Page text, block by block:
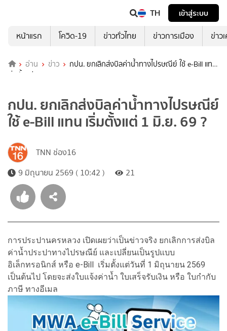
TH
เข้าสู่ระบบ
หน้าแรก
โควิด-19 ข่าวทั่วไทย ข่าวการเมือง ข่าว
อ่าน ข่าว
กปน. ยกเลิกส่งบิลค่าน้ำทางไปรษณีย์ ใช้ e-Bill แทน
กปน. ยกเลิกส่งบิลค่าน้ำทางไปรษณีย์
ใช้ e-Bill แทน เริ่มตั้งแต่ 1 มิ.ย. 69 ?
TNN ช่อง16
9 มิถุนายน 2569 ( 10:42 )
21
การประปานครหลวง เปิดเผยว่าเป็นข่าวจริง ยกเลิกการส่งบิล
ค่าน้ำประปาทางไปรษณีย์ และเปลี่ยนเป็นรูปแบบ
อิเล็กทรอนิกส์ หรือ e-Bill เริ่มตั้งแต่วันที่ 1 มิถุนายน 2569
เป็นต้นไป โดยจะส่งใบแจ้งค่าน้ำ ใบเสร็จรับเงิน หรือ ใบกำกับ
ภาษี ทางอีเมล